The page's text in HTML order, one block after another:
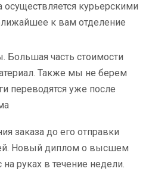
осуществляется курьерскими
к вам отделение
Большая часть стоимости
Также мы не берем
переводятся уже после
заказа до его отправки
Новый диплом о высшем
руках в течение недели.